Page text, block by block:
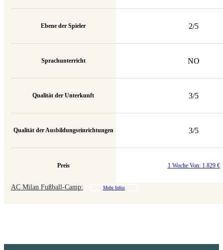
Ebene der Spieler
Sprachunterricht
Qualität der Unterkunft
Qualität der Ausbildungseinrichtungen
Preis
2/5
NO
3/5
3/5
1 Woche Von: 1.829 €
AC Milan Fußball-Camp: Mehr Infos